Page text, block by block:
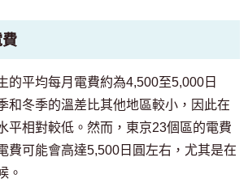
的平均每月電費約為4,500至5,000日
和冬季的溫差比其他地區較小，因此在
平相對較低。然而，東京23個區的電費
費可能會高達5,500日圓左右，尤其是在
。